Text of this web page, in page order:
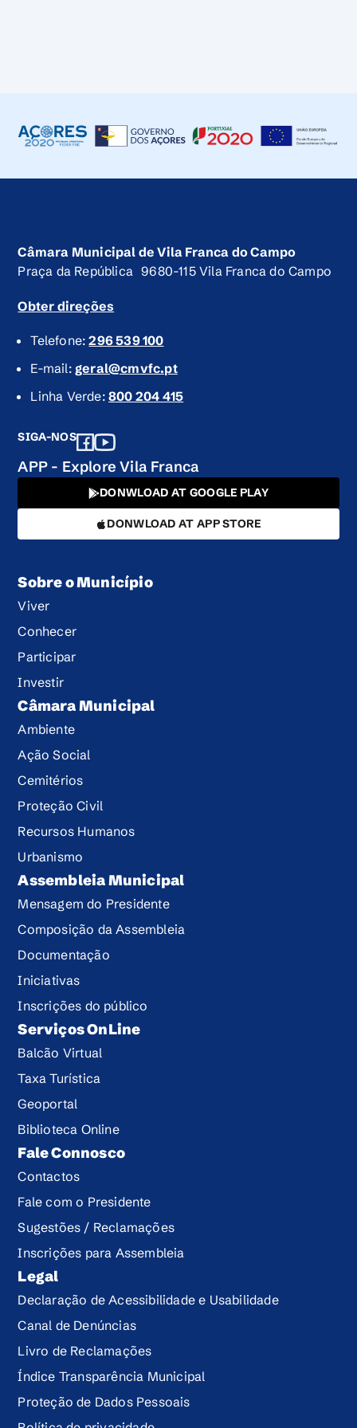
Câmara Municipal de Vila Franca do Campo
Praça da República 9680-115 Vila Franca do Campo
Obter direções
Telefone:296 539 100
E-mail: geral@cmvfc.pt
Linha Verde:800 204 415
SIGA-NOS
APP - Explore Vila Franca
DONWLOAD AT GOOGLE PLAY
DONWLOAD AT APP STORE
Sobre o Município
Viver
Conhecer
Participar
Investir
Câmara Municipal
Ambiente
Ação Social
Cemitérios
Proteção Civil
Recursos Humanos
Urbanismo
Assembleia Municipal
Mensagem do Presidente
Composição da Assembleia
Documentação
Iniciativas
Inscrições do público
Serviços OnLine
Balcão Virtual
Taxa Turística
Geoportal
Biblioteca Online
Fale Connosco
Contactos
Fale com o Presidente
Sugestões / Reclamações
Inscrições para Assembleia
Legal
Declaração de Acessibilidade e Usabilidade
Canal de Denúncias
Livro de Reclamações
Índice Transparência Municipal
Proteção de Dados Pessoais